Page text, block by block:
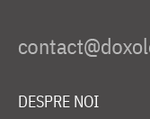
DESPRE NOI